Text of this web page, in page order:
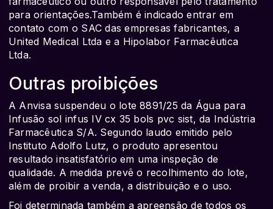
para orientações.Também é indicado entrar em
contato com o SAC das empresas fabricantes, a
United Medical Ltda e a Hipolabor Farmacêutica
Ltda.
Outras proibições
A Anvisa suspendeu o lote 8891/25 da Água para
Infusão sol infus IV cx 35 bols pvc sist, da Indústria
Farmacêutica S/A. Segundo laudo emitido pelo
Instituto Adolfo Lutz, o produto apresentou
resultado insatisfatório em uma inspeção de
qualidade. A medida prevê o recolhimento do lote,
além de proibir a venda, a distribuição e o uso.
Foi determinada também a apreensão de todos os